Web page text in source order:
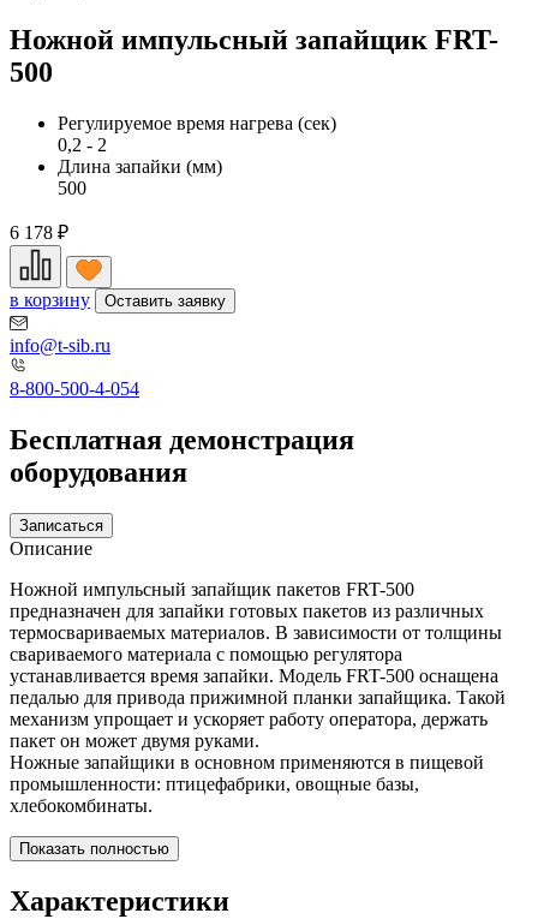
Ножной импульсный запайщик FRT-
500
Регулируемое время нагрева (сек)
0,2 - 2
Длина запайки (мм)
500
6 178 ₽
в корзину Оставить заявку
info@t-sib.ru
8-800-500-4-054
Бесплатная демонстрация
оборудования
Записаться
Описание
Ножной импульсный запайщик пакетов FRT-500
предназначен для запайки готовых пакетов из различных
термосвариваемых материалов. В зависимости от толщины
свариваемого материала с помощью регулятора
устанавливается время запайки. Модель FRT-500 оснащена
педалью для привода прижимной планки запайщика. Такой
механизм упрощает и ускоряет работу оператора, держать
пакет он может двумя руками.
Ножные запайщики в основном применяются в пищевой
промышленности: птицефабрики, овощные базы,
хлебокомбинаты.
Показать полностью
Характеристики